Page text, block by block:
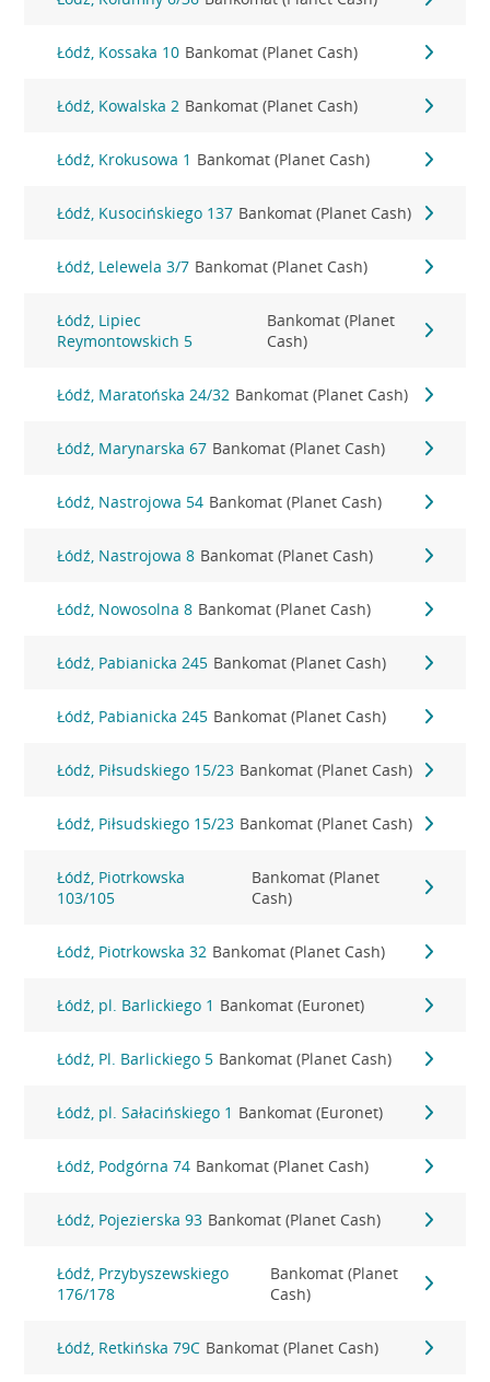
Łódź, Kossaka 10 Bankomat (Planet Cash)
Łódź, Kowalska 2 Bankomat (Planet Cash)
Łódź, Krokusowa 1 Bankomat (Planet Cash)
Łódź, Kusocińskiego 137 Bankomat (Planet Cash)
Łódź, Lelewela 3/7 Bankomat (Planet Cash)
Łódź, Lipiec
Reymontowskich 5
Bankomat (Planet
Cash)
Łódź, Maratońska 24/32 Bankomat (Planet Cash)
Łódź, Marynarska 67 Bankomat (Planet Cash)
Łódź, Nastrojowa 54 Bankomat (Planet Cash)
Łódź, Nastrojowa 8 Bankomat (Planet Cash)
Łódź, Nowosolna 8 Bankomat (Planet Cash)
Łódź, Pabianicka 245 Bankomat (Planet Cash)
Łódź, Pabianicka 245 Bankomat (Planet Cash)
Łódź, Piłsudskiego 15/23 Bankomat (Planet Cash)
Łódź, Piłsudskiego 15/23 Bankomat (Planet Cash)
Łódź, Piotrkowska
103/105
Bankomat (Planet
Cash)
Łódź, Piotrkowska 32 Bankomat (Planet Cash)
Łódź, pl. Barlickiego 1 Bankomat (Euronet)
Łódź, Pl. Barlickiego 5 Bankomat (Planet Cash)
Łódź, pl. Sałacińskiego 1 Bankomat (Euronet)
Łódź, Podgórna 74 Bankomat (Planet Cash)
Łódź, Pojezierska 93 Bankomat (Planet Cash)
Łódź, Przybyszewskiego
176/178
Bankomat (Planet
Cash)
Łódź, Retkińska 79C Bankomat (Planet Cash)